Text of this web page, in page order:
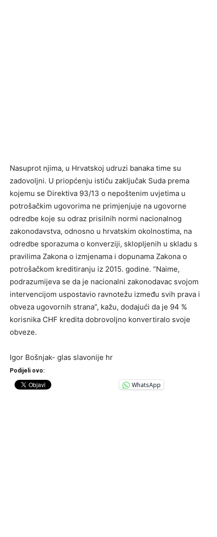
Nasuprot njima, u Hrvatskoj udruzi banaka time su
zadovoljni. U priopćenju ističu zaključak Suda prema
kojemu se Direktiva 93/13 o nepoštenim uvjetima u
potrošačkim ugovorima ne primjenjuje na ugovorne
odredbe koje su odraz prisilnih normi nacionalnog
zakonodavstva, odnosno u hrvatskim okolnostima, na
odredbe sporazuma o konverziji, sklopljenih u skladu s
pravilima Zakona o izmjenama i dopunama Zakona o
potrošačkom kreditiranju iz 2015. godine. “Naime,
podrazumijeva se da je nacionalni zakonodavac svojom
intervencijom uspostavio ravnotežu između svih prava i
obveza ugovornih strana”, kažu, dodajući da je 94 %
korisnika CHF kredita dobrovoljno konvertiralo svoje
obveze.
Igor Bošnjak- glas slavonije hr
Podijeli ovo:
WhatsApp